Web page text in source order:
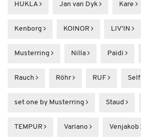
HUKLA Jan van Dyk Kare
Kenborg KOINOR LIV’IN
Musterring Nilla Paidi
Rauch Röhr RUF Self
set one by Musterring Staud
TEMPUR Variano Venjakob